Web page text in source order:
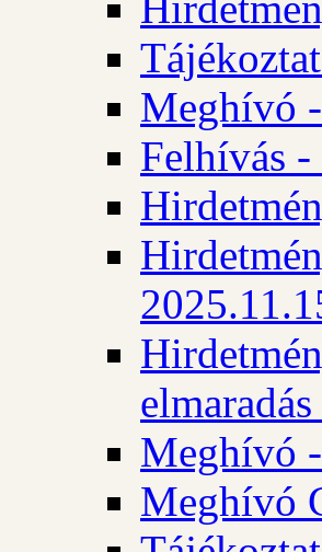
Meghívó
Felhívás -
Meghívó
Meghívó